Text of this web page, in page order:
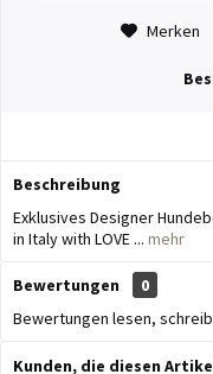
Merken
Beschreibung
Exklusives Designer
in Italy with LOVE ... mehr
Bewertungen
0
Bewertungen lesen,
Kunden, die diesen